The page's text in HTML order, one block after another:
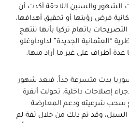
الشهور والسنين اللاحقة أكدت أن
فرض رؤيتها أو تحقيق أهدافها،
باتهام تركيا بأنها تنتهج
الجديدة” لداودأوغلو
عدة أطراف على غير ما أراد منها.
بدت متسرعة جداً. فبعد شهور
إصلاحات داخلية، تحولت أنقرة
سحب شرعيته ودعم المعارضة
السبل، وقد تم ذلك من خلال ثقة لم